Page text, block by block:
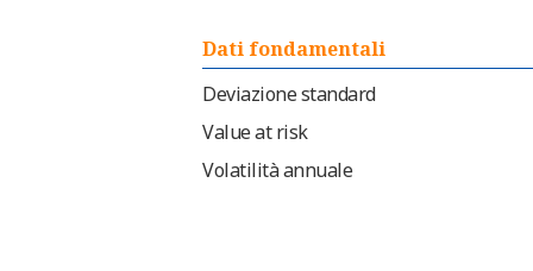
Dati fondamentali
Deviazione standard
Value at risk
Volatilità annuale